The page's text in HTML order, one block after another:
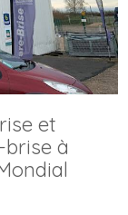
et
à